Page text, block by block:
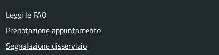
Leggi le FAQ
Prenotazione appuntamento
Segnalazione disservizio